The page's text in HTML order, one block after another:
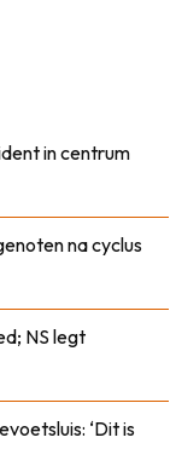
in centrum
na cyclus
NS legt
‘Dit is